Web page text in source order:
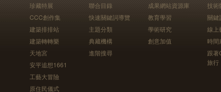
珍藏特展
CCC創作集
建築排排站
建築轉轉樂
天地宮
安平追想1661
工藝大冒險
原住民儀式
聯合目錄
快速關鍵詞導覽
主題分類
典藏機構
進階搜尋
成果網站資源庫
教育學習
學術研究
創意加值
技術
關鍵
線上
時間
跟
旅行